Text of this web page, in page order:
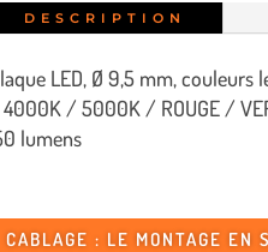
DESCRIPTION
LED, Ø 9,5 mm,
/ 5000K / ROUGE /
lumens
CABLAGE : LE MONTAGE EN